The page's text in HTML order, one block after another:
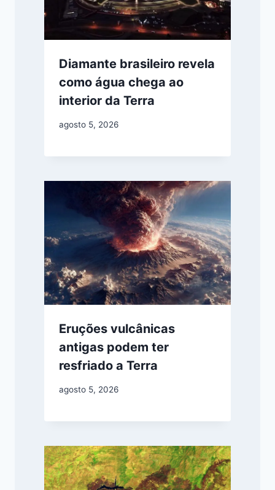
Diamante brasileiro revela
como água chega ao
interior da Terra
agosto 5, 2026
Eruções vulcânicas
antigas podem ter
resfriado a Terra
agosto 5, 2026